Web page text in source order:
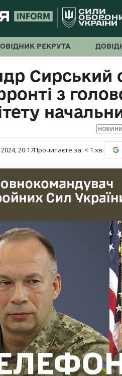
РЕКРУТА
Сирський
з
НОВИНИ
20:17Прочитаєте за: < 1 хв.